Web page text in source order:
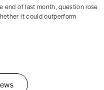
end of last month, question rose
it could outperform